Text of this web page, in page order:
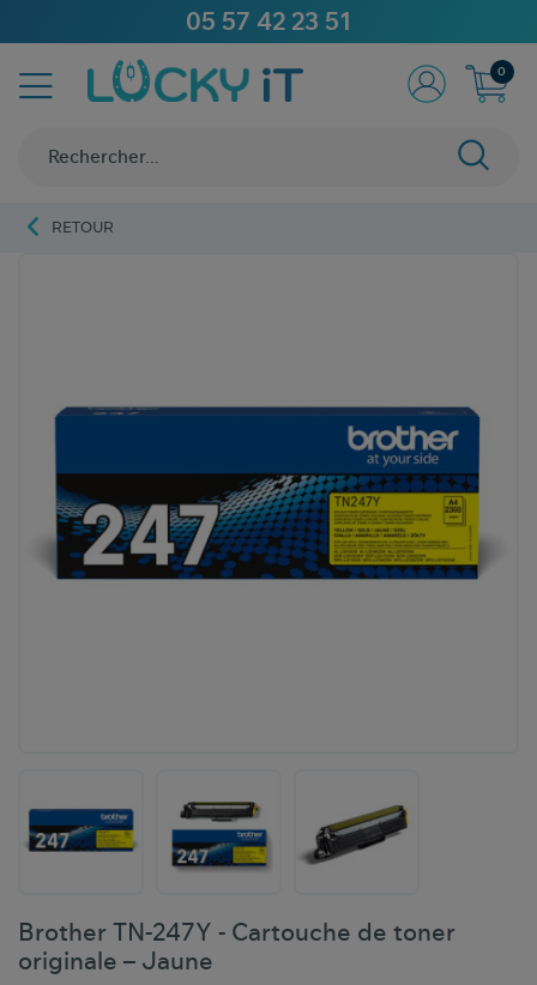
05 57 42 23 51
0
RETOUR
Brother TN-247Y - Cartouche de toner
originale – Jaune